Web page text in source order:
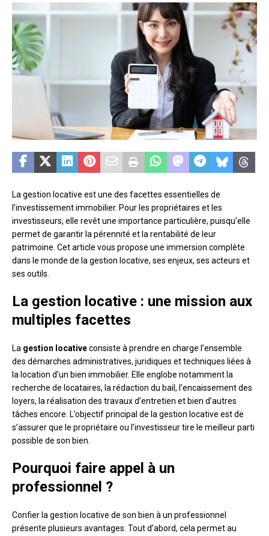
La gestion locative est une des facettes essentielles de
l’investissement immobilier. Pour les propriétaires et les
investisseurs, elle revêt une importance particulière, puisqu’elle
permet de garantir la pérennité et la rentabilité de leur
patrimoine. Cet article vous propose une immersion complète
dans le monde de la gestion locative, ses enjeux, ses acteurs et
ses outils.
La gestion locative : une mission aux
multiples facettes
La gestion locativeconsiste à prendre en charge l’ensemble
des démarches administratives, juridiques et techniques liées à
la location d’un bien immobilier. Elle englobe notamment la
recherche de locataires, la rédaction du bail, l’encaissement des
loyers, la réalisation des travaux d’entretien et bien d’autres
tâches encore. L’objectif principal de la gestion locative est de
s’assurer que le propriétaire ou l’investisseur tire le meilleur parti
possible de son bien.
Pourquoi faire appel à un
professionnel ?
Confier la gestion locative de son bien à un professionnel
présente plusieurs avantages. Tout d’abord, cela permet au